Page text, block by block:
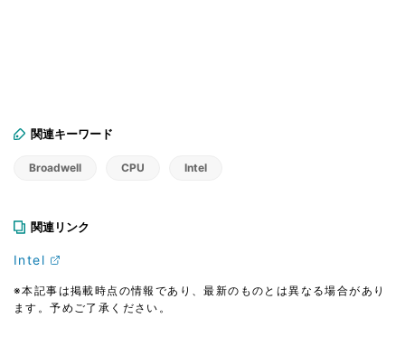
関連キーワード
Broadwell CPU Intel
関連リンク
Intel
※本記事は掲載時点の情報であり、最新のものとは異なる場合があり
ます。予めご了承ください。